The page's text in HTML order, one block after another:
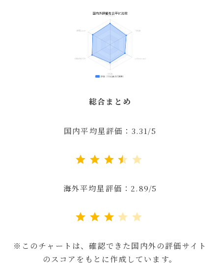
総合まとめ
国内平均星評価：3.31/5
海外平均星評価：2.89/5
※このチャートは、確認できた国内外の評価サイト
のスコアをもとに作成しています。